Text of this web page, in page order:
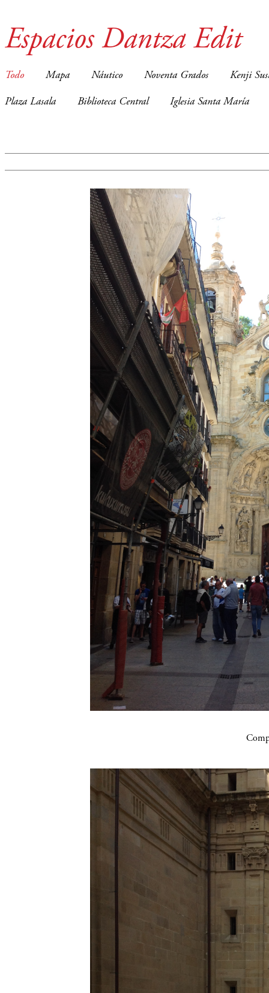
Espacios Dantza Edit
Todo Mapa Náutico Noventa Grados Kenji
Plaza Lasala Biblioteca Central Iglesia Santa María